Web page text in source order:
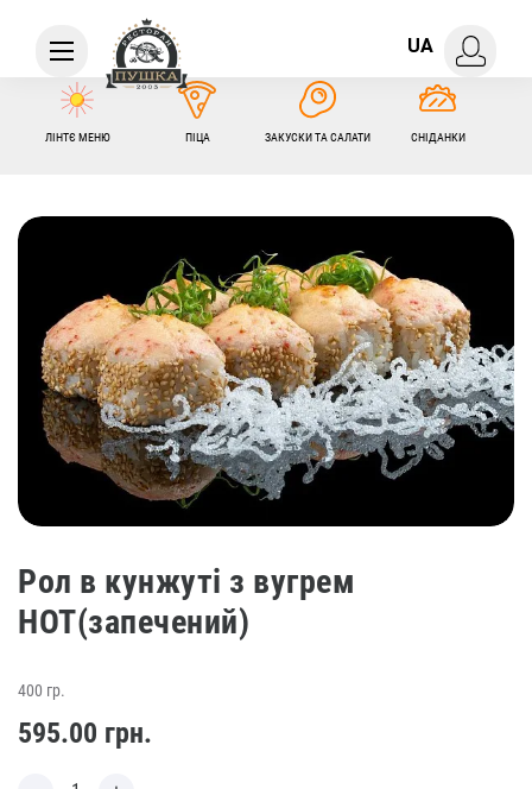
UA
ЛІНТЄ МЕНЮ ПІЦА ЗАКУСКИ ТА САЛАТИ СНІДАНКИ
Рол в кунжуті з вугрем
HOT(запечений)
400 гр.
595.00 грн.